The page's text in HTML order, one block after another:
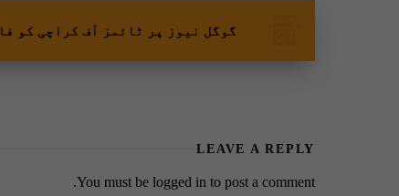
گوگل نیوز پر ٹائمز آف کراچی کو
LEAVE A REPLY
You must be logged in to post a comment.